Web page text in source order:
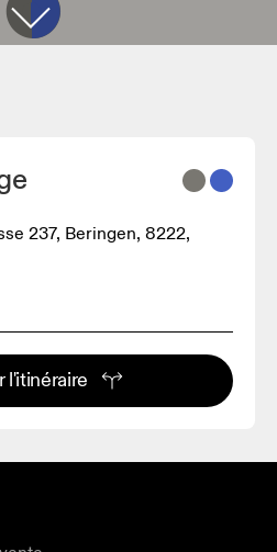
237, Beringen, 8222,
l'itinéraire